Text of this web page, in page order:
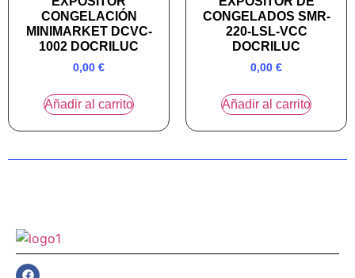
CONGELACIÓN
MINIMARKET DCVC-
1002 DOCRILUC
0,00 €
Añadir al carrito
CONGELADOS SMR-
220-LSL-VCC
DOCRILUC
0,00 €
Añadir al carrito